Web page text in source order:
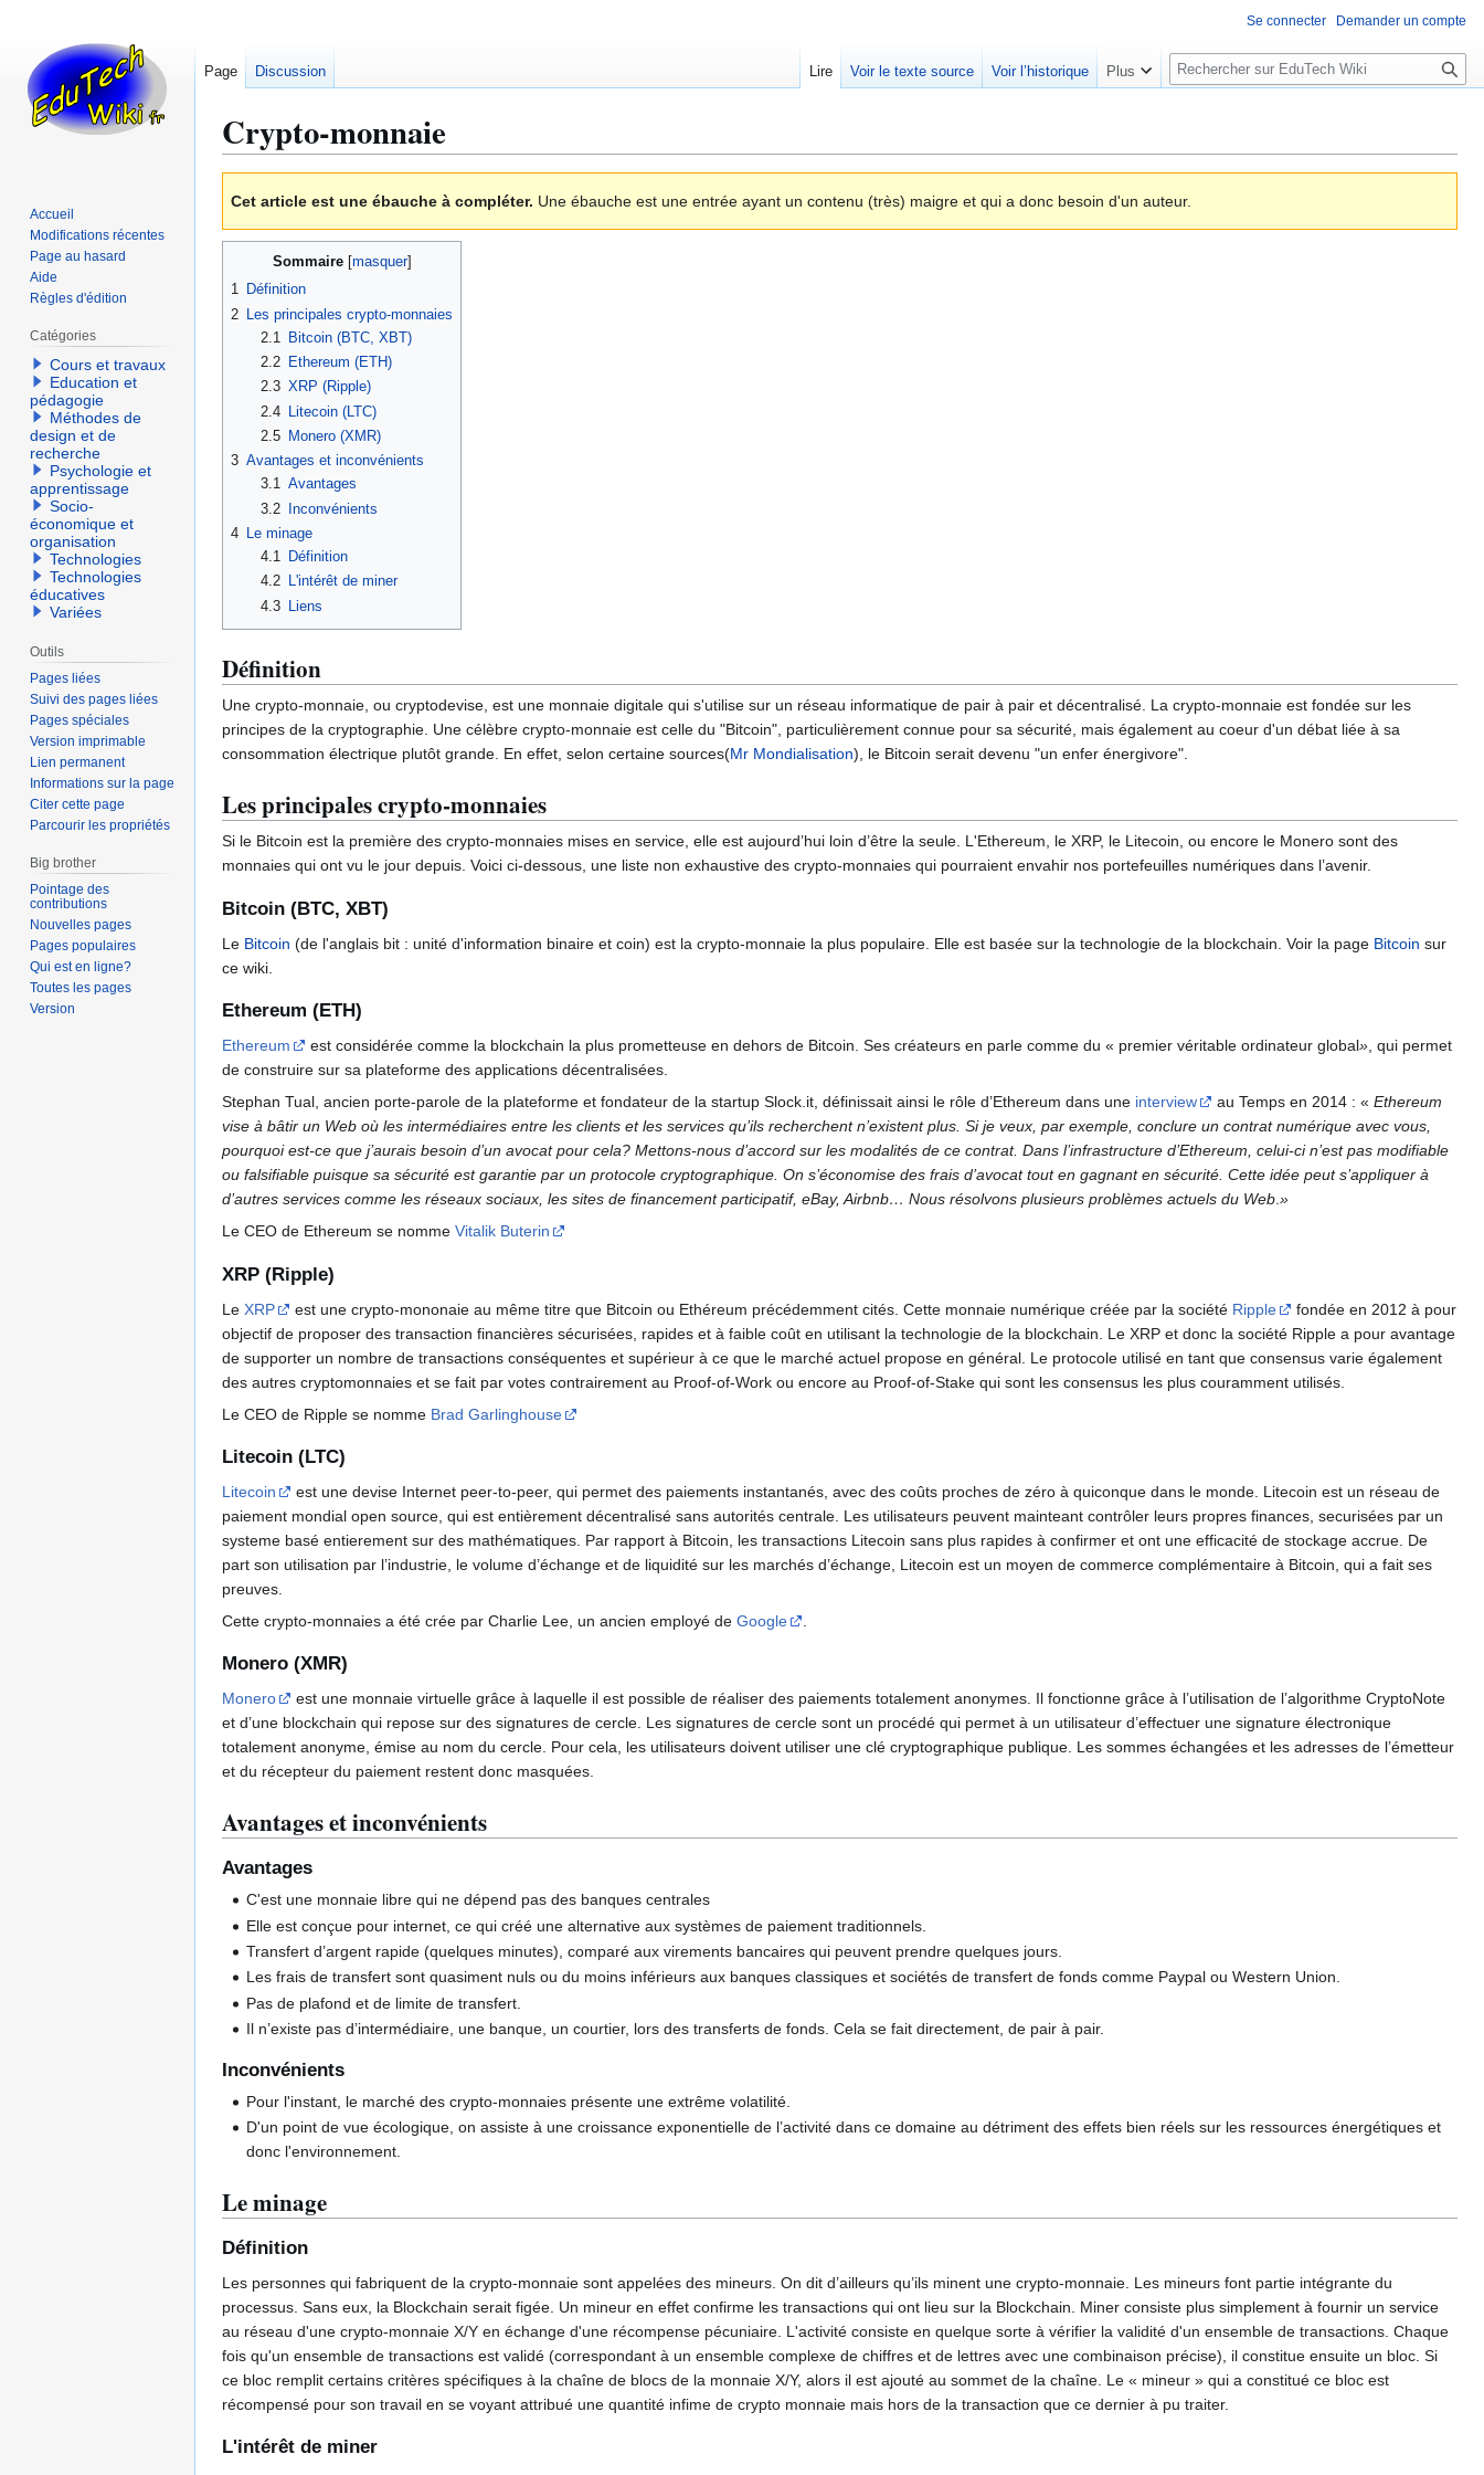
Crypto-monnaie
la
navigation
la
recherche
Cet article est une ébauche à compléter. Une ébauche est une entrée ayant un contenu (très) maigre et qui a donc besoin d'un auteur.
Sommaire
1 Définition
2
Les principales crypto-monnaies
2.1
Bitcoin (BTC, XBT)
2.2
Ethereum (ETH)
2.3 XRP (Ripple)
2.4
Litecoin (LTC)
2.5
Monero (XMR)
3 Avantages et inconvénients
3.1 Avantages
3.2 Inconvénients
4 Le minage
4.1
Définition
4.2
L'intérêt de miner
4.3 Liens
Définition
Une crypto-monnaie, ou cryptodevise, est une monnaie digitale qui s'utilise sur un réseau informatique de pair à pair et décentralisé. La crypto-monnaie est fondée sur les
principes de la cryptographie. Une célèbre crypto-monnaie est celle du "Bitcoin", particulièrement connue pour sa sécurité, mais également au coeur d'un débat liée à sa
consommation électrique plutôt grande. En effet, selon certaine sources(Mr Mondialisation), le Bitcoin serait devenu "un enfer énergivore".
Les principales crypto-monnaies
Si le Bitcoin est la première des crypto-monnaies mises en service, elle est aujourd’hui loin d’être la seule. L'Ethereum, le XRP, le Litecoin, ou encore le Monero sont des
monnaies qui ont vu le jour depuis. Voici ci-dessous, une liste non exhaustive des crypto-monnaies qui pourraient envahir nos portefeuilles numériques dans l’avenir.
Bitcoin (BTC, XBT)
Le Bitcoin (de l'anglais bit : unité d'information binaire et coin) est la crypto-monnaie la plus populaire. Elle est basée sur la technologie de la blockchain. Voir la page Bitcoin sur
ce wiki.
Ethereum (ETH)
Ethereum est considérée comme la blockchain la plus prometteuse en dehors de Bitcoin. Ses créateurs en parle comme du « premier véritable ordinateur global», qui permet
de construire sur sa plateforme des applications décentralisées.
Stephan Tual, ancien porte-parole de la plateforme et fondateur de la startup Slock.it, définissait ainsi le rôle d’Ethereum dans une interview au Temps en 2014 : « Ethereum
vise à bâtir un Web où les intermédiaires entre les clients et les services qu’ils recherchent n’existent plus. Si je veux, par exemple, conclure un contrat numérique avec vous,
pourquoi est-ce que j’aurais besoin d’un avocat pour cela? Mettons-nous d’accord sur les modalités de ce contrat. Dans l’infrastructure d’Ethereum, celui-ci n’est pas modifiable
ou falsifiable puisque sa sécurité est garantie par un protocole cryptographique. On s’économise des frais d’avocat tout en gagnant en sécurité. Cette idée peut s’appliquer à
d’autres services comme les réseaux sociaux, les sites de financement participatif, eBay, Airbnb… Nous résolvons plusieurs problèmes actuels du Web.»
Le CEO de Ethereum se nomme Vitalik Buterin
XRP (Ripple)
Le XRP est une crypto-mononaie au même titre que Bitcoin ou Ethéreum précédemment cités. Cette monnaie numérique créée par la société Ripple
fondée en 2012 à pour
objectif de proposer des transaction financières sécurisées, rapides et à faible coût en utilisant la technologie de la blockchain. Le XRP et donc la société Ripple a pour avantage
de supporter un nombre de transactions conséquentes et supérieur à ce que le marché actuel propose en général. Le protocole utilisé en tant que consensus varie également
des autres cryptomonnaies et se fait par votes contrairement au Proof-of-Work ou encore au Proof-of-Stake qui sont les consensus les plus couramment utilisés.
Le CEO de Ripple se nomme Brad Garlinghouse
Litecoin (LTC)
Litecoin
est une devise Internet peer-to-peer, qui permet des paiements instantanés, avec des coûts proches de zéro à quiconque dans le monde. Litecoin est un réseau de
paiement mondial open source, qui est entièrement décentralisé sans autorités centrale. Les utilisateurs peuvent mainteant contrôler leurs propres finances, securisées par un
systeme basé entierement sur des mathématiques. Par rapport à Bitcoin, les transactions Litecoin sans plus rapides à confirmer et ont une efficacité de stockage accrue. De
part son utilisation par l’industrie, le volume d’échange et de liquidité sur les marchés d’échange, Litecoin est un moyen de commerce complémentaire à Bitcoin, qui a fait ses
preuves.
Cette crypto-monnaies a été crée par Charlie Lee, un ancien employé de Google
Monero (XMR)
Monero
est une monnaie virtuelle grâce à laquelle il est possible de réaliser des paiements totalement anonymes. Il fonctionne grâce à l’utilisation de l’algorithme CryptoNote
et d’une blockchain qui repose sur des signatures de cercle. Les signatures de cercle sont un procédé qui permet à un utilisateur d’effectuer une signature électronique
totalement anonyme, émise au nom du cercle. Pour cela, les utilisateurs doivent utiliser une clé cryptographique publique. Les sommes échangées et les adresses de l’émetteur
et du récepteur du paiement restent donc masquées.
Avantages et inconvénients
Avantages
C'est une monnaie libre qui ne dépend pas des banques centrales
Elle est conçue pour internet, ce qui créé une alternative aux systèmes de paiement traditionnels.
Transfert d’argent rapide (quelques minutes), comparé aux virements bancaires qui peuvent prendre quelques jours.
Les frais de transfert sont quasiment nuls ou du moins inférieurs aux banques classiques et sociétés de transfert de fonds comme Paypal ou Western Union.
Pas de plafond et de limite de transfert.
Il n’existe pas d’intermédiaire, une banque, un courtier, lors des transferts de fonds. Cela se fait directement, de pair à pair.
Inconvénients
Pour l'instant, le marché des crypto-monnaies présente une extrême volatilité.
D'un point de vue écologique, on assiste à une croissance exponentielle de l’activité dans ce domaine au détriment des effets bien réels sur les ressources énergétiques et
donc l'environnement.
Le minage
Définition
Les personnes qui fabriquent de la crypto-monnaie sont appelées des mineurs. On dit d’ailleurs qu’ils minent une crypto-monnaie. Les mineurs font partie intégrante du
processus. Sans eux, la Blockchain serait figée. Un mineur en effet confirme les transactions qui ont lieu sur la Blockchain. Miner consiste plus simplement à fournir un service
au réseau d'une crypto-monnaie X/Y en échange d'une récompense pécuniaire. L'activité consiste en quelque sorte à vérifier la validité d'un ensemble de transactions. Chaque
fois qu'un ensemble de transactions est validé (correspondant à un ensemble complexe de chiffres et de lettres avec une combinaison précise), il constitue ensuite un bloc. Si
ce bloc remplit certains critères spécifiques à la chaîne de blocs de la monnaie X/Y, alors il est ajouté au sommet de la chaîne. Le « mineur » qui a constitué ce bloc est
récompensé pour son travail en se voyant attribué une quantité infime de crypto monnaie mais hors de la transaction que ce dernier à pu traiter.
L'intérêt de miner
Se connecter Demander un compte
Page Discussion Lire Voir le texte source Voir l’historique Plus
R
e
e
c
Accueil
Modifications récentes
Page au hasard
Aide
Règles d'édition
Catégories
Cours et travaux
Education et
pédagogie
Méthodes de
design et de
recherche
Psychologie et
apprentissage
Socio-
économique et
organisation
Technologies
Technologies
éducatives
Variées
Outils
Pages liées
Suivi des pages liées
Pages spéciales
Version imprimable
Lien permanent
Informations sur la page
Citer cette page
Parcourir les propriétés
Big brother
Pointage des
contributions
Nouvelles pages
Pages populaires
Qui est en ligne?
Toutes les pages
Version